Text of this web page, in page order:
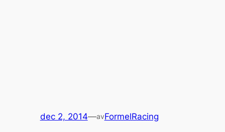
dec 2, 2014—avFormelRacing